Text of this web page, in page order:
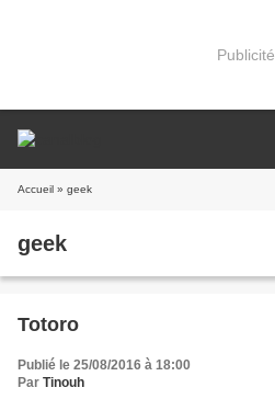
Publicité
Accueil » geek
geek
Totoro
Publié le 25/08/2016 à 18:00
Par Tinouh